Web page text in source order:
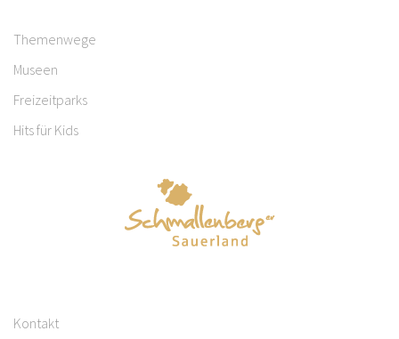
Themenwege
Museen
Freizeitparks
Hits für Kids
Kontakt